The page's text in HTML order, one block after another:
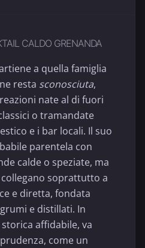
CALDO GRENANDA
a quella famiglia
resta sconosciuta,
nate al di fuori
o tramandate
e i bar locali. Il suo
parentela con
calde o speziate, ma
soprattutto a
e diretta, fondata
e distillati. In
affidabile, va
come un